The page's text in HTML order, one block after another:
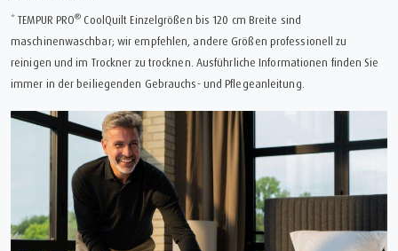
* TEMPUR PRO® CoolQuilt Einzelgrößen bis 120 cm Breite sind
maschinenwaschbar; wir empfehlen, andere Größen professionell zu
reinigen und im Trockner zu trocknen. Ausführliche Informationen finden Sie
immer in der beiliegenden Gebrauchs- und Pflegeanleitung.